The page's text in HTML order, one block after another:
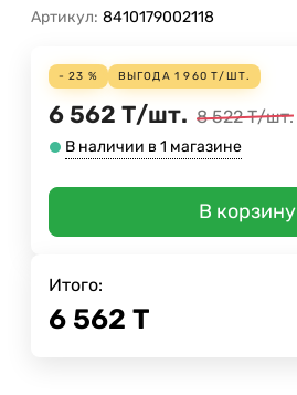
Артикул: 8410179002118
- 23 % ВЫГОДА 1 960 Т/ШТ.
6 562 Т/шт. 8 522 Т/шт.
В наличии в 1 магазине
В корзину
Итого:
6 562 Т